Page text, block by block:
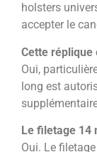
holsters
accepter le
Cette réplique
Oui,
long est
Le filetage 14
Oui. Le